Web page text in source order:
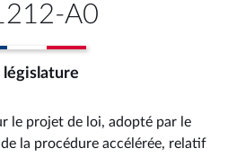
A0
législature
le projet de loi, adopté par le
la procédure accélérée, relatif